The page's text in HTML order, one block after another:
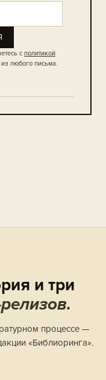
с политикой
любого письма.
и три
процессе —
«Библиоринга».